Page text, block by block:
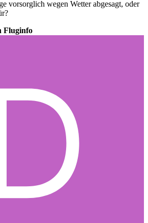
vorsorglich wegen Wetter abgesagt, oder
Fluginfo